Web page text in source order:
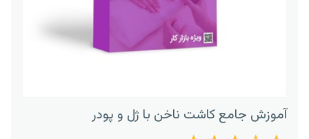
آموزش جامع کاشت ناخن با ژل و پودر